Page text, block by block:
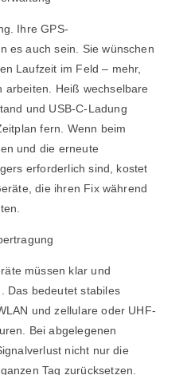
Ihre GPS-
es auch sein. Sie wünschen
Laufzeit im Feld – mehr,
arbeiten. Heiß wechselbare
und USB-C-Ladung
fern. Wenn beim
und die erneute
erforderlich sind, kostet
die ihren Fix während
müssen klar und
Das bedeutet stabiles
und zellulare oder UHF-
Bei abgelegenen
nicht nur die
Tag zurücksetzen.